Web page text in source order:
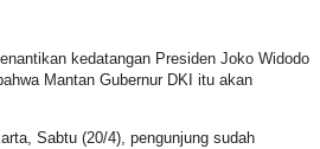
kedatangan Presiden Joko Widodo
Mantan Gubernur DKI itu akan
Sabtu (20/4), pengunjung sudah